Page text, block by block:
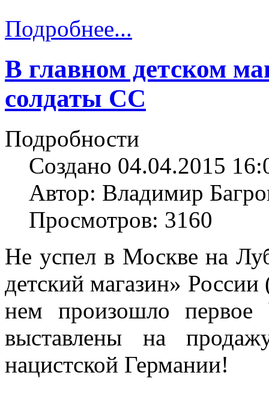
Подробнее...
В главном детском
солдаты СС
Подробности
Создано 04.04.2015
Автор: Владимир
Просмотров: 3160
Не успел в Москве на
детский магазин»
нем произошло
выставлены на
нацистской Германии!